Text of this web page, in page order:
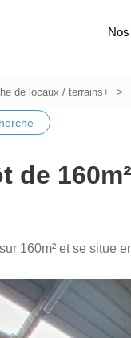
de locaux / terrains+
de
160m² et se situe